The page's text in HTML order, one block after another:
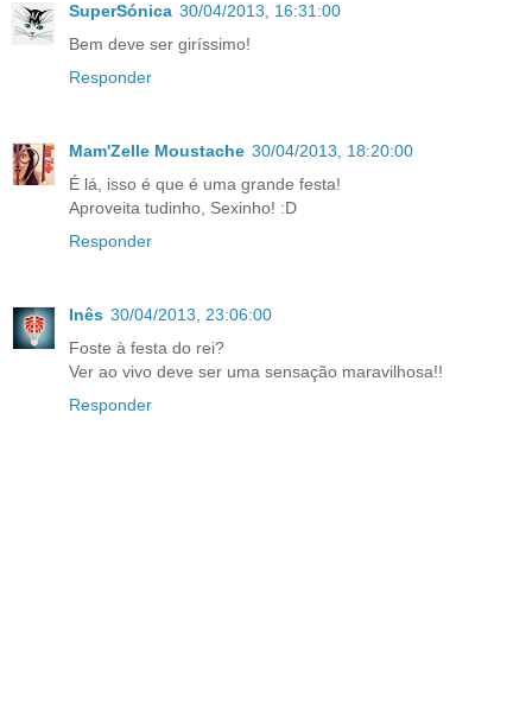
SuperSónica 30/04/2013, 16:31:00
Bem deve ser giríssimo!
Responder
Mam'Zelle Moustache 30/04/2013, 18:20:00
É lá, isso é que é uma grande festa!
Aproveita tudinho, Sexinho! :D
Responder
Inês 30/04/2013, 23:06:00
Foste à festa do rei?
Ver ao vivo deve ser uma sensação maravilhosa!!
Responder